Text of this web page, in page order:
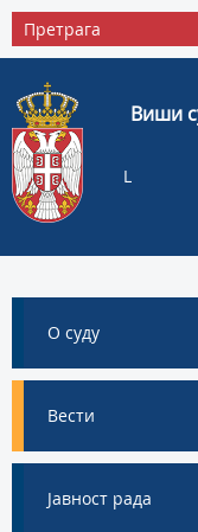
Виши
L
О суду
Вести
Јавност рада